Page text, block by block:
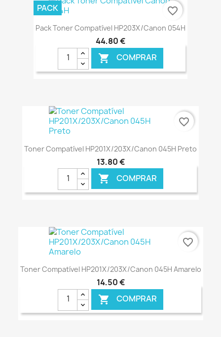
Pack Toner Compatível HP203X/Canon 054H
44,80 €
 COMPRAR
PACK favorite_border
Toner Compatível HP201X/203X/Canon 045H Preto
13,80 €
 COMPRAR
favorite_border
Toner Compatível HP201X/203X/Canon 045H Amarelo
14,50 €
 COMPRAR
favorite_border